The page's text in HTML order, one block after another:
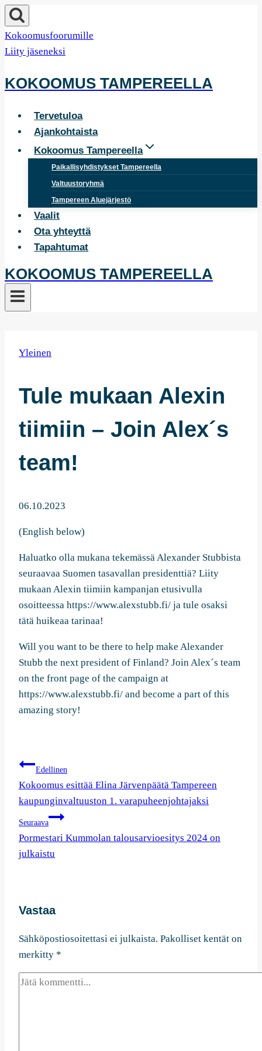
Siirry
sisältöön
Kokoomusfoorumille
Liity jäseneksi
KOKOOMUS TAMPEREELLA
Tervetuloa
Ajankohtaista
Kokoomus Tampereella
Paikallisyhdistykset Tampereella
Valtuustoryhmä
Tampereen Aluejärjestö
Vaalit
Ota yhteyttä
Tapahtumat
KOKOOMUS TAMPEREELLA
Yleinen
Tule mukaan Alexin
tiimiin – Join Alex´s
team!
06.10.2023
(English below)
Haluatko olla mukana tekemässä Alexander Stubbista
seuraavaa Suomen tasavallan presidenttiä? Liity
mukaan Alexin tiimiin kampanjan etusivulla
osoitteessa https://www.alexstubb.fi/ ja tule osaksi
tätä huikeaa tarinaa!
Will you want to be there to help make Alexander
Stubb the next president of Finland? Join Alex´s team
on the front page of the campaign at
https://www.alexstubb.fi/ and become a part of this
amazing story!
Artikkelien
selaus
Edellinen
Kokoomus esittää Elina Järvenpäätä Tampereen
kaupunginvaltuuston 1. varapuheenjohtajaksi
Seuraava
Pormestari Kummolan talousarvioesitys 2024 on
julkaistu
Vastaa
Sähköpostiosoitettasi ei julkaista. Pakolliset kentät on
merkitty *